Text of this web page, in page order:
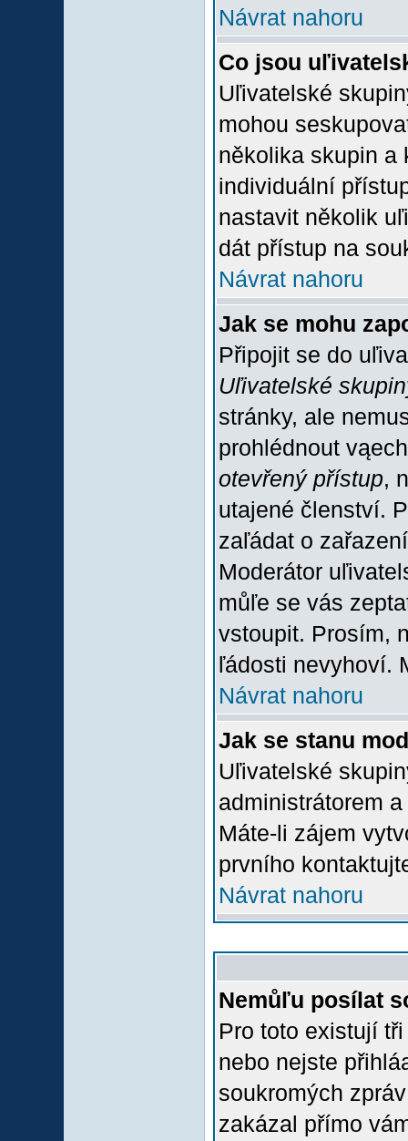
Návrat nahoru
Co jsou
Uľivatelské
mohou
několika skupin a
individuální
nastavit několik
dát přístup na
Návrat nahoru
Jak se mohu
Připojit se do
Uľivatelské
stránky, ale
prohlédnout
otevřený přístup,
utajené členství.
zaľádat o
Moderátor
můľe se vás
vstoupit. Prosím,
ľádosti nevyhoví.
Návrat nahoru
Jak se stanu
Uľivatelské
administrátorem
Máte-li zájem
prvního
Návrat nahoru
Nemůľu posílat
Pro toto existují
nebo nejste
soukromých
zakázal přímo